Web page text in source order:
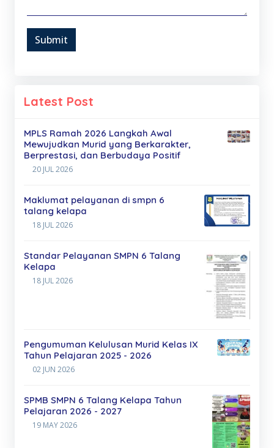
Submit
Latest Post
MPLS Ramah 2026 Langkah Awal
Mewujudkan Murid yang Berkarakter,
Berprestasi, dan Berbudaya Positif
20 JUL 2026
Maklumat pelayanan di smpn 6
talang kelapa
18 JUL 2026
Standar Pelayanan SMPN 6 Talang
Kelapa
18 JUL 2026
Pengumuman Kelulusan Murid Kelas IX
Tahun Pelajaran 2025 - 2026
02 JUN 2026
SPMB SMPN 6 Talang Kelapa Tahun
Pelajaran 2026 - 2027
19 MAY 2026